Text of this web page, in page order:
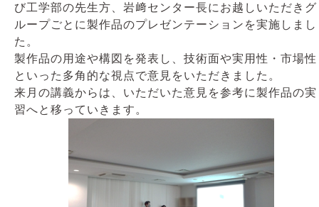
び工学部の先生方、岩﨑センター長にお越しいただきグ
ループごとに製作品のプレゼンテーションを実施しまし
た。
製作品の用途や構図 を発表し、技術面や実用性・市場性
といった多角的な視点で意見をいただきました。
来月の講義からは、いただいた意見を参考に製作品の実
習へと移っていきます。